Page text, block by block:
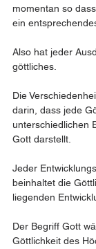
momentan so
ein
Also hat jeder
göttliches.
Die
darin, dass jede
unterschiedlichen
Gott darstellt.
Jeder
beinhaltet die
liegenden
Der Begriff Gott
Göttlichkeit des